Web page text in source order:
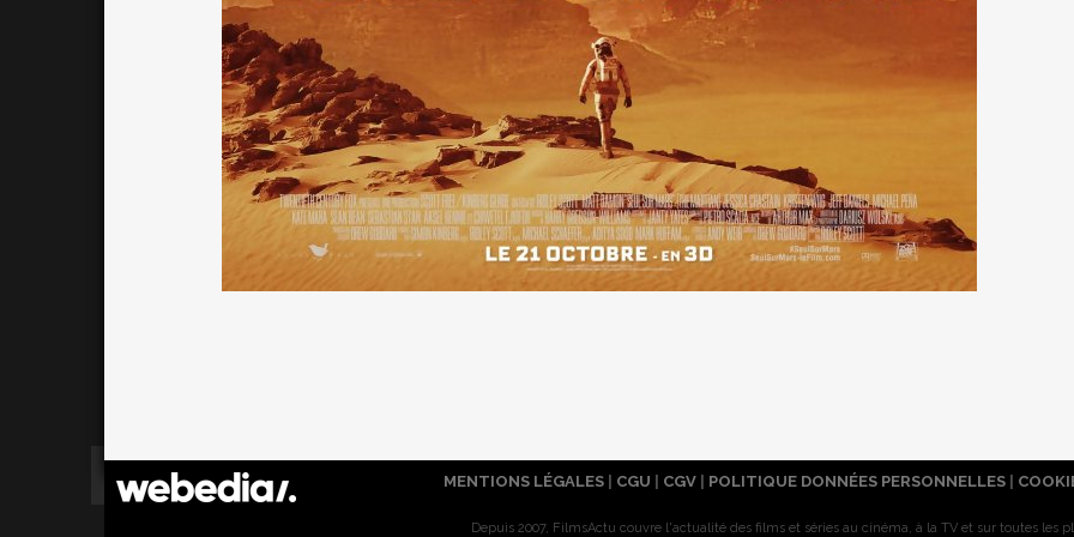
MENTIONS LÉGALES CGU CGV POLITIQUE DONNÉES PERSONNELLES
Depuis 2007, FilmsActu couvre l'actualité des films et séries au cinéma, à la TV et sur toutes les